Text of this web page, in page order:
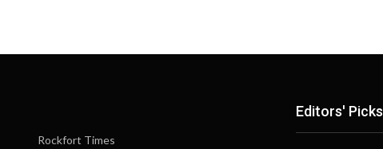
Rockfort Times
Editors' Picks